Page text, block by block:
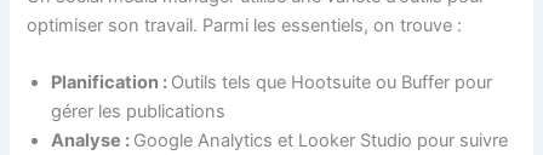
optimiser son travail. Parmi les essentiels, on trouve :
Planification : Outils tels que Hootsuite ou Buffer pour
gérer les publications
Analyse : Google Analytics et Looker Studio pour suivre